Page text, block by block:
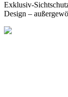
Exklusiv-
Design –